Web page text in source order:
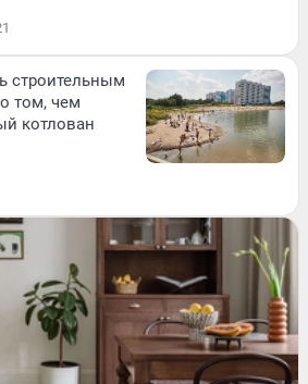
строительным
том, чем
котлован